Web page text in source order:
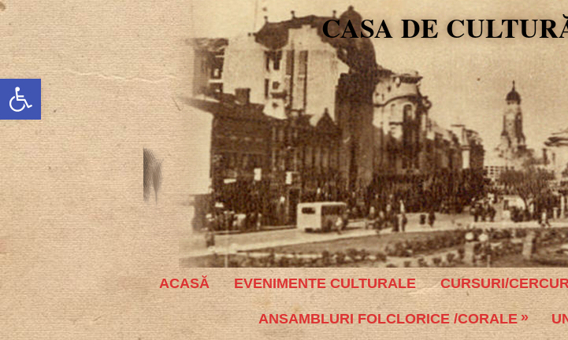
Deschide bara de unelte
CASA DE
ACASĂ EVENIMENTE CULTURALE CURSURI/
ANSAMBLURI FOLCLORICE /CORALE